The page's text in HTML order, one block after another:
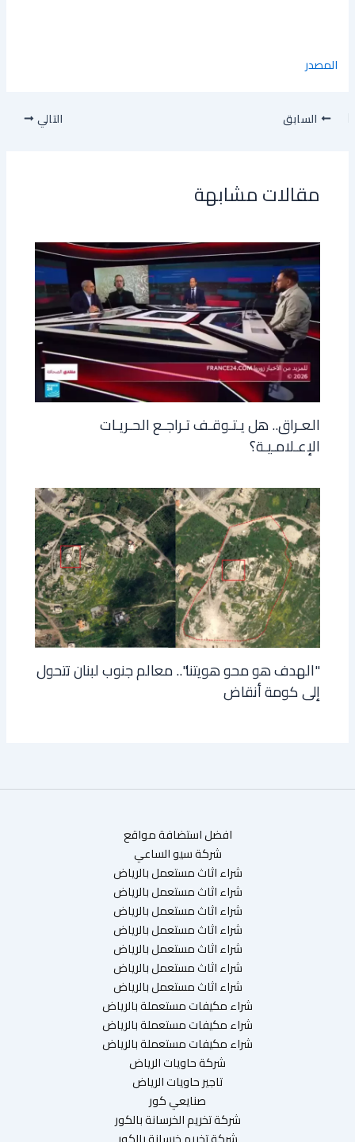
المصدر
السابق التالي
مقالات مشابهة
العـراق.. هل يـتـوقـف تـراجـع الحـريـات
الإعـلامـيـة؟
"الهدف هو محو هويتنا".. معالم جنوب لبنان تتحول
إلى كومة أنقاض
افضل استضافة مواقع
شركة سيو الساعي
شراء اثاث مستعمل بالرياض
شراء اثاث مستعمل بالرياض
شراء اثاث مستعمل بالرياض
شراء اثاث مستعمل بالرياض
شراء اثاث مستعمل بالرياض
شراء اثاث مستعمل بالرياض
شراء اثاث مستعمل بالرياض
شراء مكيفات مستعملة بالرياض
شراء مكيفات مستعملة بالرياض
شراء مكيفات مستعملة بالرياض
شركة حاويات الرياض
تاجير حاويات الرياض
صنايعي كور
شركة تخريم الخرسانة بالكور